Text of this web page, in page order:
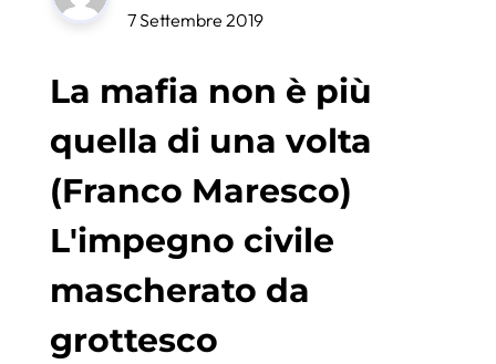
7 Settembre 2019
La mafia non è più
quella di una volta
(Franco Maresco)
L'impegno civile
mascherato da
grottesco